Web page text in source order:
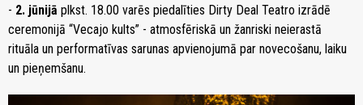
- 2. jūnijā plkst. 18.00 varēs piedalīties Dirty Deal Teatro izrādē
ceremonijā “Vecajo kults” - atmosfēriskā un žanriski neierastā
rituāla un performatīvas sarunas apvienojumā par novecošanu, laiku
un pieņemšanu.